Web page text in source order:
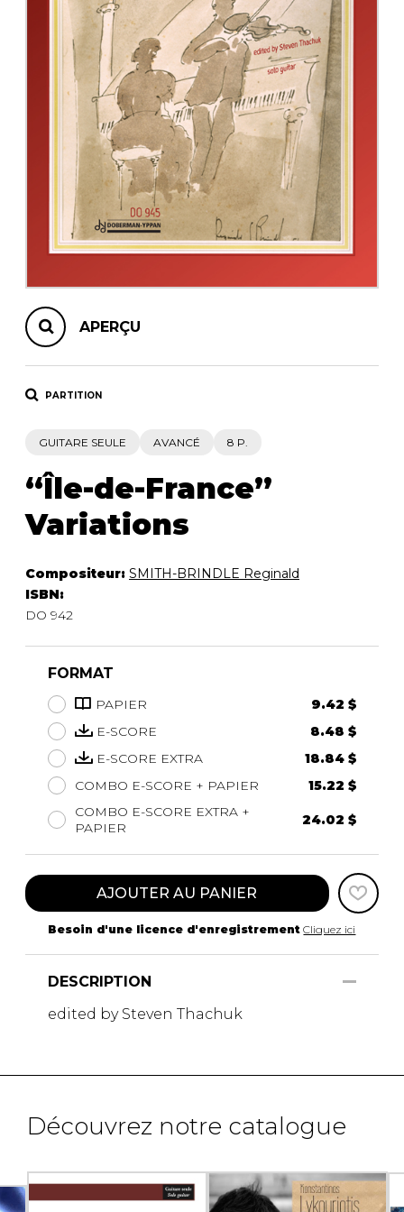
AUTRES PRODUITS
APERÇU
PARTITION
GUITARE SEULE AVANCÉ 8 P.
“Île-de-France”
Variations
Compositeur: SMITH-BRINDLE Reginald
ISBN:
DO 942
FORMAT
PAPIER
9.42 $
E-SCORE
8.48 $
E-SCORE EXTRA
18.84 $
COMBO E-SCORE + PAPIER
15.22 $
COMBO E-SCORE EXTRA +
PAPIER
24.02 $
AJOUTER AU PANIER
Besoin d'une licence d'enregistrement Cliquez ici
DESCRIPTION
edited by Steven Thachuk
Découvrez notre catalogue